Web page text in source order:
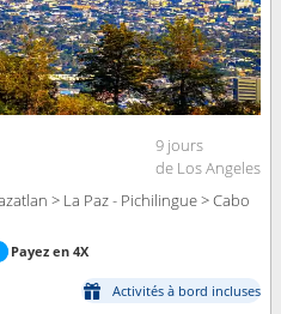
9 jours
de Los Angeles
> La Paz - Pichilingue > Cabo
Payez en 4X
Activités à bord incluses